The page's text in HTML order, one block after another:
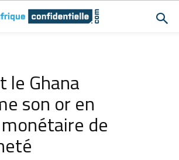
le Ghana
son or en
de